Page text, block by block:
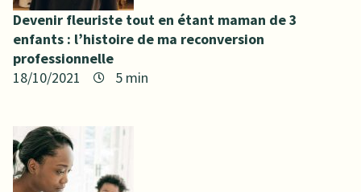
Devenir fleuriste tout en étant maman de 3
enfants : l’histoire de ma reconversion
professionnelle
18/10/2021